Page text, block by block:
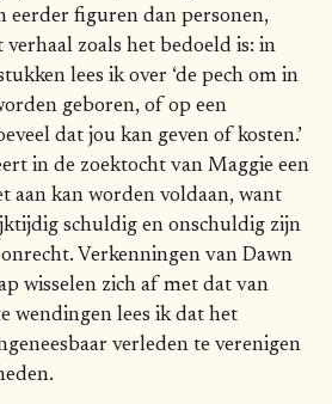
eerder figuren dan personen,
zoals het bedoeld is: in
lees ik over ‘de pech om in
geboren, of op een
dat jou kan geven of kosten.’
in de zoektocht van Maggie een
aan kan worden voldaan, want
schuldig en onschuldig zijn
Verkenningen van Dawn
wisselen zich af met dat van
wendingen lees ik dat het
verleden te verenigen